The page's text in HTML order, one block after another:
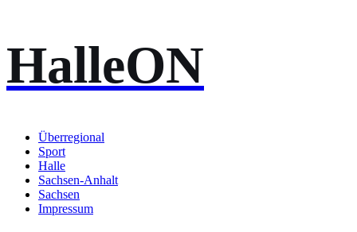
Inhalt
springen
HalleON
Überregional
Sport
Halle
Sachsen-Anhalt
Sachsen
Impressum